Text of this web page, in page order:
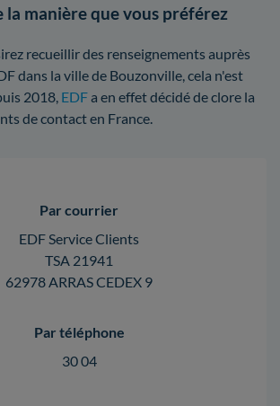
la manière que vous préférez
recueillir des renseignements auprès
dans la ville de Bouzonville, cela n'est
2018, EDFa en effet décidé de clore la
de contact en France.
Par courrier
EDF Service Clients
TSA 21941
62978 ARRAS CEDEX 9
Par téléphone
30 04